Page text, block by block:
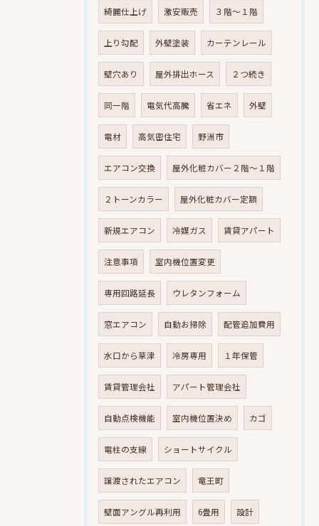
綺麗仕上げ 激安販売 ３階～１階
上り勾配 外壁塗装 カーテンレール
壁穴あり 屋外排出ホース ２つ続き
同一階 電気代高騰 省エネ 外壁
電材 高気密住宅 野洲市
エアコン交換 屋外化粧カバー２階～１階
２トーンカラー 屋外化粧カバー定額
新規エアコン 冷媒ガス 賃貸アパート
注意事項 室内機位置変更
専用回路延長 ウレタンフォーム
窓エアコン 自動お掃除 配管追加費用
水口から草津 冷房専用 １年保管
賃貸管理会社 アパート管理会社
自動点検機能 室内機位置決め カゴ
電柱の支線 ショートサイクル
譲渡されたエアコン 竜王町
壁面アングル再利用 6畳用 設計